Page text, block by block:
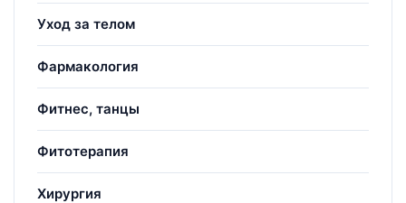
Уход за телом
Фармакология
Фитнес, танцы
Фитотерапия
Хирургия